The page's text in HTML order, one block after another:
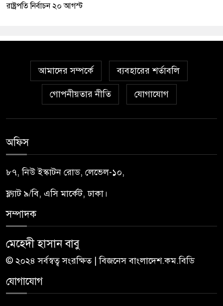
রাষ্ট্রপতি নির্বাচন ২০ আগস্ট
আমাদের সম্পর্কে ব্যবহারের শর্তাবলি
গোপনীয়তার নীতি যোগাযোগ
অফিস
৮৭, নিউ ইস্কাটন রোড, লেভেল-১০,
ফ্ল্যাট ৯/বি, এসি মার্কেট, ঢাকা।
সম্পাদক
মেহেদী হাসান বাবু
© ২০২৪ সর্বস্বত্ব সংরক্ষিত | বিজনেস বাংলাদেশ.কম.বিডি
যোগাযোগ